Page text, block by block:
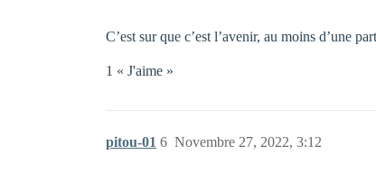
C’est sur que c’est l’avenir, au moins d’une
1 « J'aime »
pitou-01 Novembre 27, 2022, 3:12
6